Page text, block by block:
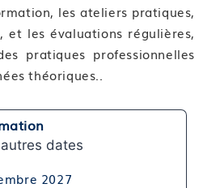
l’état hypnotique
d’état d’hypnose
lors de son
: Travailler autour de la ligne
la régression en âge
les ateliers pratiques,
et les évaluations régulières,
pratiques professionnelles
théoriques..
dates
2027